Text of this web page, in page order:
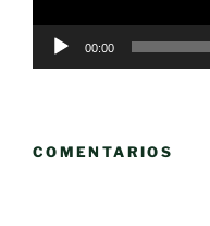
00:00
COMENTARIOS